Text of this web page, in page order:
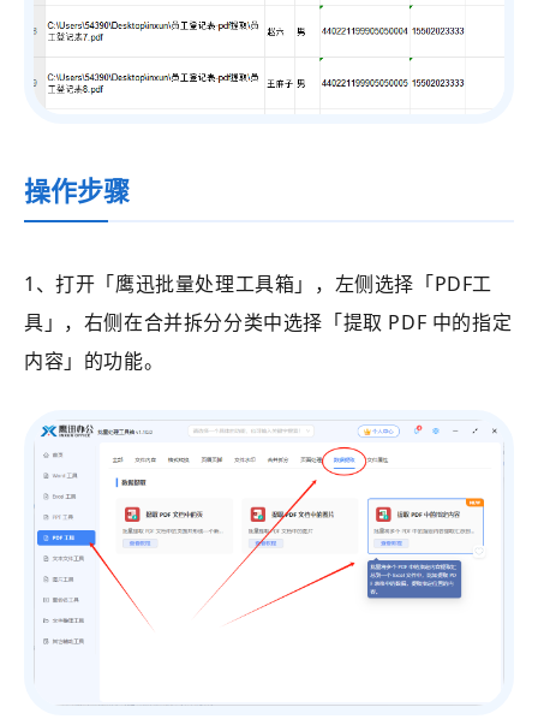
操作步骤
1、打开 「鹰迅批量处理工具箱」 ，左侧选择 「PDF工
具」 ，右侧在合并拆分分类中选择 「提取 PDF 中的指定
内容」的功能。